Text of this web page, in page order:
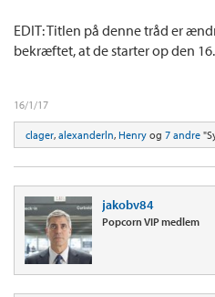
EDIT: Titlen på denne tråd er
bekræftet, at de starter op den
16/1/17
clager, alexanderln, Henry og 7 andre
jakobv84
Popcorn VIP medlem